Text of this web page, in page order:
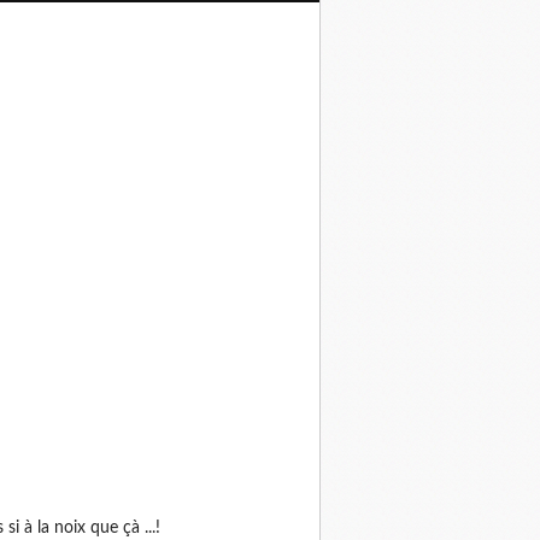
si à la noix que çà ...!